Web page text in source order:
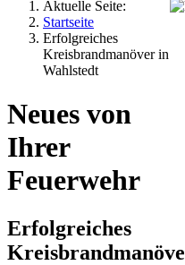
Aktuelle Seite:
Startseite
Erfolgreiches
Kreisbrandmanöver in
Wahlstedt
Neues von
Ihrer
Feuerwehr
Erfolgreiches